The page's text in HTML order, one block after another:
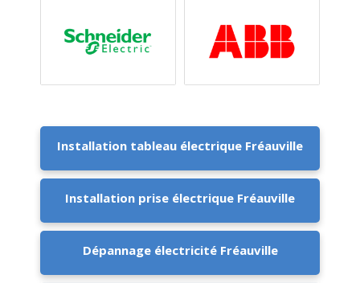
Installation tableau électrique Fréauville
Installation prise électrique Fréauville
Dépannage électricité Fréauville